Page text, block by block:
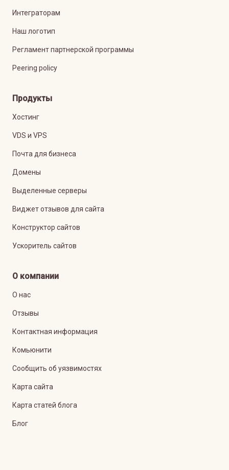
Интеграторам
Наш логотип
Регламент партнерской программы
Peering policy
Продукты
Хостинг
VDS и VPS
Почта для бизнеса
Домены
Выделенные серверы
Виджет отзывов для сайта
Конструктор сайтов
Ускоритель сайтов
О компании
О нас
Отзывы
Контактная информация
Комьюнити
Сообщить об уязвимостях
Карта сайта
Карта статей блога
Блог